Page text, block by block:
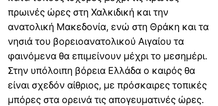
πρωινές ώρες στη Χαλκιδική και την
ανατολική Μακεδονία, ενώ στη Θράκη και τα
νησιά του βορειοανατολικού Αιγαίου τα
φαινόμενα θα επιμείνουν μέχρι το μεσημέρι.
Στην υπόλοιπη βόρεια Ελλάδα ο καιρός θα
είναι σχεδόν αίθριος, με πρόσκαιρες τοπικές
μπόρες στα ορεινά τις απογευματινές ώρες.